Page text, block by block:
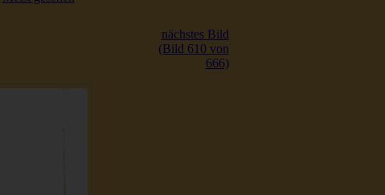
nächstes Bild
(Bild 610 von
666)